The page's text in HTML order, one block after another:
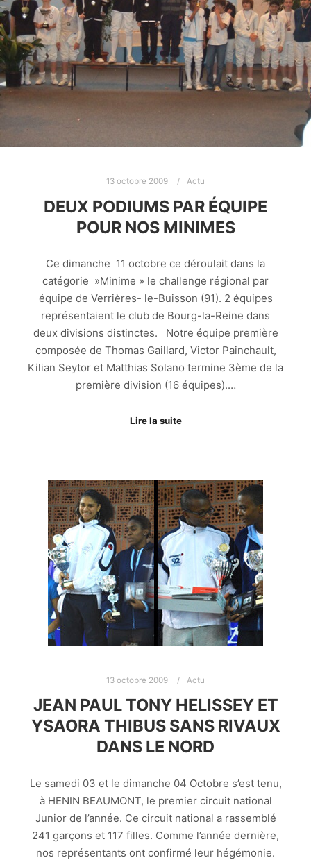
13 octobre 2009 Actu
DEUX PODIUMS PAR ÉQUIPE
POUR NOS MINIMES
Ce dimanche 11 octobre ce déroulait dans la
catégorie »Minime » le challenge régional par
équipe de Verrières- le-Buisson (91). 2 équipes
représentaient le club de Bourg-la-Reine dans
deux divisions distinctes. Notre équipe première
composée de Thomas Gaillard, Victor Painchault,
Kilian Seytor et Matthias Solano termine 3ème de la
première division (16 équipes).…
Lire la suite
13 octobre 2009 Actu
JEAN PAUL TONY HELISSEY ET
YSAORA THIBUS SANS RIVAUX
DANS LE NORD
Le samedi 03 et le dimanche 04 Octobre s’est tenu,
à HENIN BEAUMONT, le premier circuit national
Junior de l’année. Ce circuit national a rassemblé
241 garçons et 117 filles. Comme l’année dernière,
nos représentants ont confirmé leur hégémonie.